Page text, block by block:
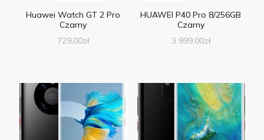
Huawei Watch GT 2 Pro
Czarny
729,00zł
HUAWEI P40 Pro 8/256GB
Czarny
3 999,00zł